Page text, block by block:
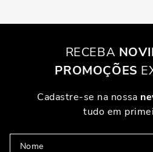
RECEBA
PROMOÇÕES
Cadastre-se na nossa
tudo em